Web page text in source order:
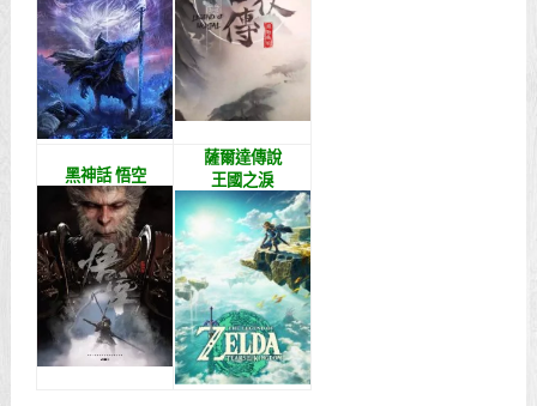
黑神話 悟空
薩爾達傳說
王國之淚